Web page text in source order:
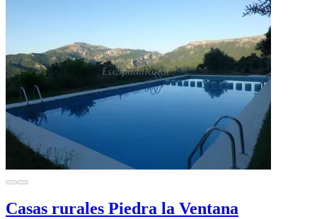
Casas rurales Piedra la Ventana